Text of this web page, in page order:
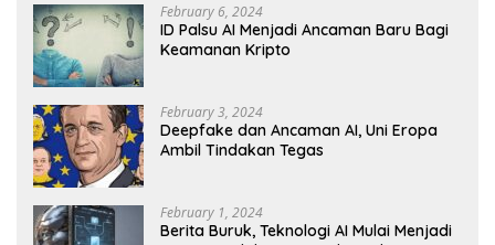
February 6, 2024
ID Palsu AI Menjadi Ancaman Baru Bagi
Keamanan Kripto
February 3, 2024
Deepfake dan Ancaman AI, Uni Eropa
Ambil Tindakan Tegas
February 1, 2024
Berita Buruk, Teknologi AI Mulai Menjadi